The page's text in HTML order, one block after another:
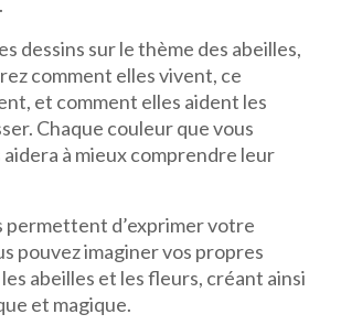
dessins sur le thème des abeilles,
comment elles vivent, ce
et comment elles aident les
Chaque couleur que vous
à mieux comprendre leur
permettent d’exprimer votre
pouvez imaginer vos propres
abeilles et les fleurs, créant ainsi
et magique.